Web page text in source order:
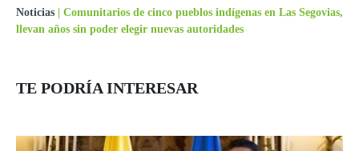
Noticias | Comunitarios de cinco pueblos indígenas en Las Segovias,
llevan años sin poder elegir nuevas autoridades
TE PODRÍA INTERESAR